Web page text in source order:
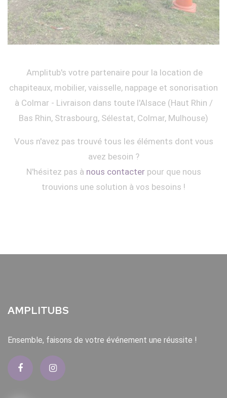
Amplitub's votre partenaire pour la location de
chapiteaux, mobilier, vaisselle, nappage et sonorisation
à Colmar - Livraison dans toute l'Alsace (Haut Rhin /
Bas Rhin, Strasbourg, Sélestat, Colmar, Mulhouse)
Vous n'avez pas trouvé tous les éléments dont vous
avez besoin ?
N'hésitez pas à nous contacterpour que nous
trouvions une solution à vos besoins !
AMPLITUBS
Ensemble, faisons de votre événement une réussite !